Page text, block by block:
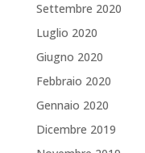
Settembre 2020
Luglio 2020
Giugno 2020
Febbraio 2020
Gennaio 2020
Dicembre 2019